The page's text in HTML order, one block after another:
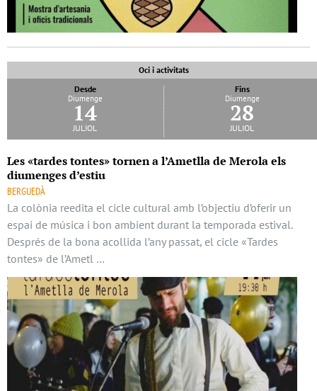
Oci i activitats
Desde
Diumenge
14
juliol
Fins
Diumenge
28
juliol
Les «tardes tontes» tornen a l’Ametlla de Merola els
diumenges d’estiu
BERGUEDÀ
La colònia reedita el cicle cultural amb l’objectiu d’oferir un
espai de música i bon ambient durant la temporada estival.
Després de la bona acollida l’any passat, el cicle «Tardes
tontes» de l’Ametl …